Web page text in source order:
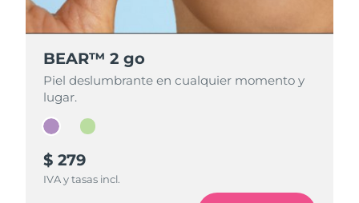
BEAR™ 2 go
Piel deslumbrante en cualquier momento y
lugar.
$ 279
IVA y tasas incl.
BEAR™ 2 go
Piel deslumbrante en cualquier momento y
lugar.
$ 279
IVA y tasas incl.